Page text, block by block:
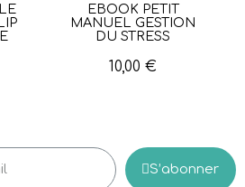
Aperçu rapide
EBOOK PETIT
MANUEL GESTION
DU STRESS
10,00 €
S’abonner